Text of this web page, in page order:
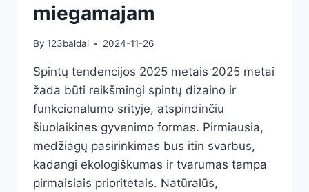
miegamajam
By 123baldai 2024-11-26
Spintų tendencijos 2025 metais 2025 metai
žada būti reikšmingi spintų dizaino ir
funkcionalumo srityje, atspindinčiu
šiuolaikines gyvenimo formas. Pirmiausia,
medžiagų pasirinkimas bus itin svarbus,
kadangi ekologiškumas ir tvarumas tampa
pirmaisiais prioritetais. Natūralūs,